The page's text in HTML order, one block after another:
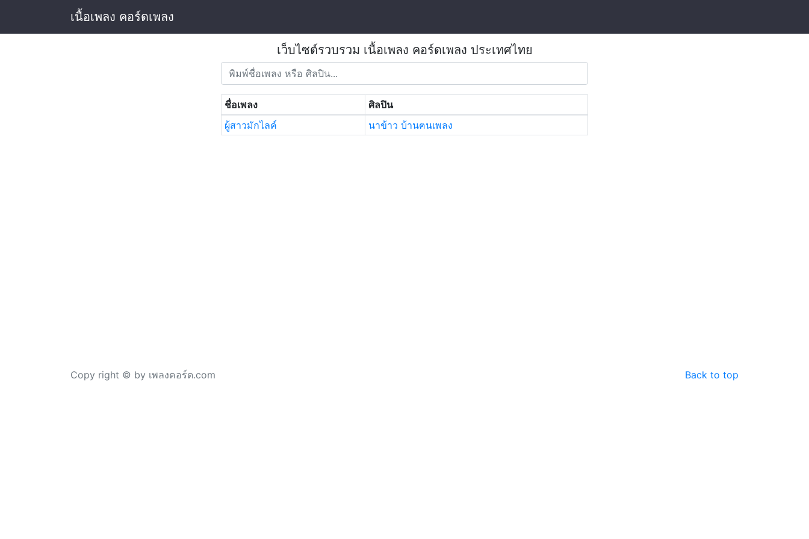
เนื้อเพลง คอร์ดเพลง
เว็บไซต์รวบรวม เนื้อเพลง คอร์ดเพลง ประเทศไทย
ชื่อเพลง
ศิลปิน
ผู้สาวมักไลค์
นาข้าว บ้านฅนเพลง
Back to top
Copy right © by เพลงคอร์ด.com